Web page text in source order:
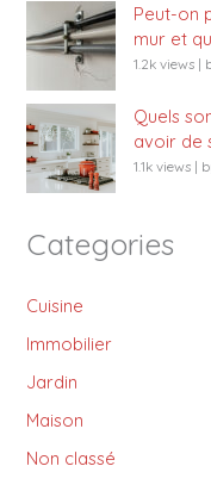
Peut-on
mur et
1.2k views |
Quels
avoir de
1.1k views |
Categories
Cuisine
Immobilier
Jardin
Maison
Non classé